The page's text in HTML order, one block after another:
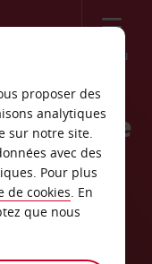
Menu
Myrtle
Sud
proposer des
analytiques
sur notre site.
avec des
Pour plus
de cookies. En
que nous